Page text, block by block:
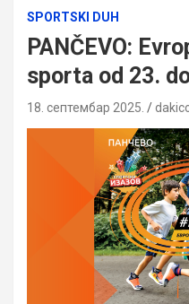
SPORTSKI DUH
PANČEVO:
sporta od 23.
18. септембар 2025.